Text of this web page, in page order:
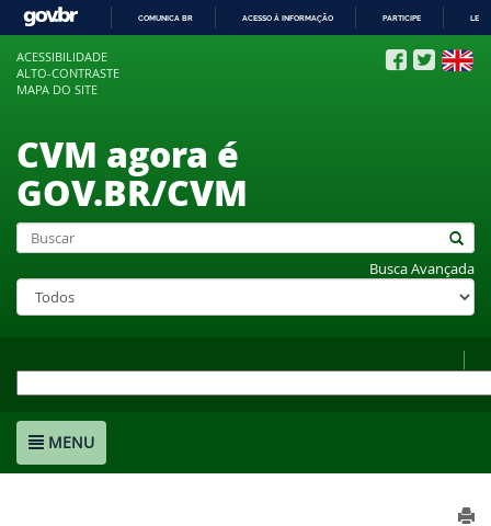
COMUNICA BR ACESSO À INFORMAÇÃO PARTICIPE
ACESSIBILIDADE
ALTO-CONTRASTE
MAPA DO SITE
CVM agora é
GOV.BR/CVM
Busca Avançada
MENU